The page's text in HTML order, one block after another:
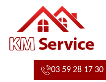
03 59 28 17 30